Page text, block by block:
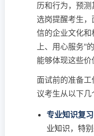
历和行为，预
选岗提醒考生
信的企业文化
上、用心服务"
能够体现这些价
面试前的准备
议考生从以下几
专业知识复习
业知识，特